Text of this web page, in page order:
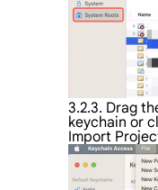
3.2.3. Drag
keychain or
Import